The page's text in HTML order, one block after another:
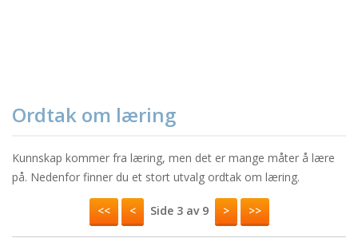
Ordtak om læring
Kunnskap kommer fra læring, men det er mange måter å lære
på. Nedenfor finner du et stort utvalg ordtak om læring.
<< < Side 3 av 9 > >>